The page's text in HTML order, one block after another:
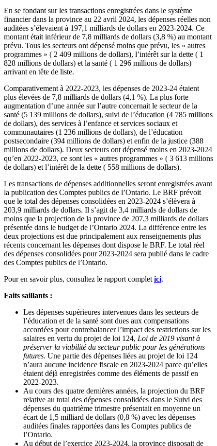
En se fondant sur les transactions enregistrées dans le système
financier dans la province au 22 avril 2024, les dépenses réelles non
auditées s’élevaient à 197,1 milliards de dollars en 2023-2024. Ce
montant était inférieur de 7,8 milliards de dollars (3,8 %) au montant
prévu. Tous les secteurs ont dépensé moins que prévu, les « autres
programmes » ( 2 409 millions de dollars), l’intérêt sur la dette ( 1
828 millions de dollars) et la santé ( 1 296 millions de dollars)
arrivant en tête de liste.
Comparativement à 2022-2023, les dépenses de 2023-24 étaient
plus élevées de 7,8 milliards de dollars (4,1 %). La plus forte
augmentation d’une année sur l’autre concernait le secteur de la
santé (5 139 millions de dollars), suivi de l’éducation (4 785 millions
de dollars), des services à l’enfance et services sociaux et
communautaires (1 236 millions de dollars), de l’éducation
postsecondaire (394 millions de dollars) et enfin de la justice (388
millions de dollars). Deux secteurs ont dépensé moins en 2023-2024
qu’en 2022-2023, ce sont les « autres programmes » ( 3 613 millions
de dollars) et l’intérêt de la dette ( 558 millions de dollars).
Les transactions de dépenses additionnelles seront enregistrées avant
la publication des Comptes publics de l’Ontario. Le BRF prévoit
que le total des dépenses consolidées en 2023-2024 s’élèvera à
203,9 milliards de dollars. Il s’agit de 3,4 milliards de dollars de
moins que la projection de la province de 207,3 milliards de dollars
présentée dans le budget de l’Ontario 2024. La différence entre les
deux projections est due principalement aux renseignements plus
récents concernant les dépenses dont dispose le BRF. Le total réel
des dépenses consolidées pour 2023-2024 sera publié dans le cadre
des Comptes publics de l’Ontario.
Pour en savoir plus, consultez le rapport complet ici.
Faits saillants :
Les dépenses supérieures intervenues dans les secteurs de
l’éducation et de la santé sont dues aux compensations
accordées pour contrebalancer l’impact des restrictions sur les
salaires en vertu du projet de loi 124, Loi de 2019 visant à
préserver la viabilité du secteur public pour les générations
futures. Une partie des dépenses liées au projet de loi 124
n’aura aucune incidence fiscale en 2023-2024 parce qu’elles
étaient déjà enregistrées comme des éléments de passif en
2022-2023.
Au cours des quatre dernières années, la projection du BRF
relative au total des dépenses consolidées dans le Suivi des
dépenses du quatrième trimestre présentait en moyenne un
écart de 1,5 milliard de dollars (0,8 %) avec les dépenses
auditées finales rapportées dans les Comptes publics de
l’Ontario.
Au début de l’exercice 2023-2024, la province disposait de